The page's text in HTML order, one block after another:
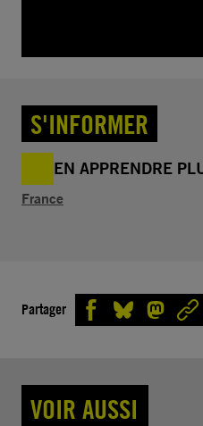
S'INFORMER
EN APPRENDRE
France
Partager
VOIR AUSSI